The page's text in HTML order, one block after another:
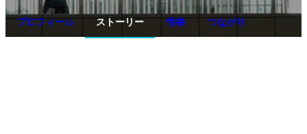
プロフィール ストーリー 性格 つながり